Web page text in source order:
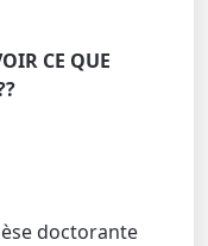
CE QUE
doctorante